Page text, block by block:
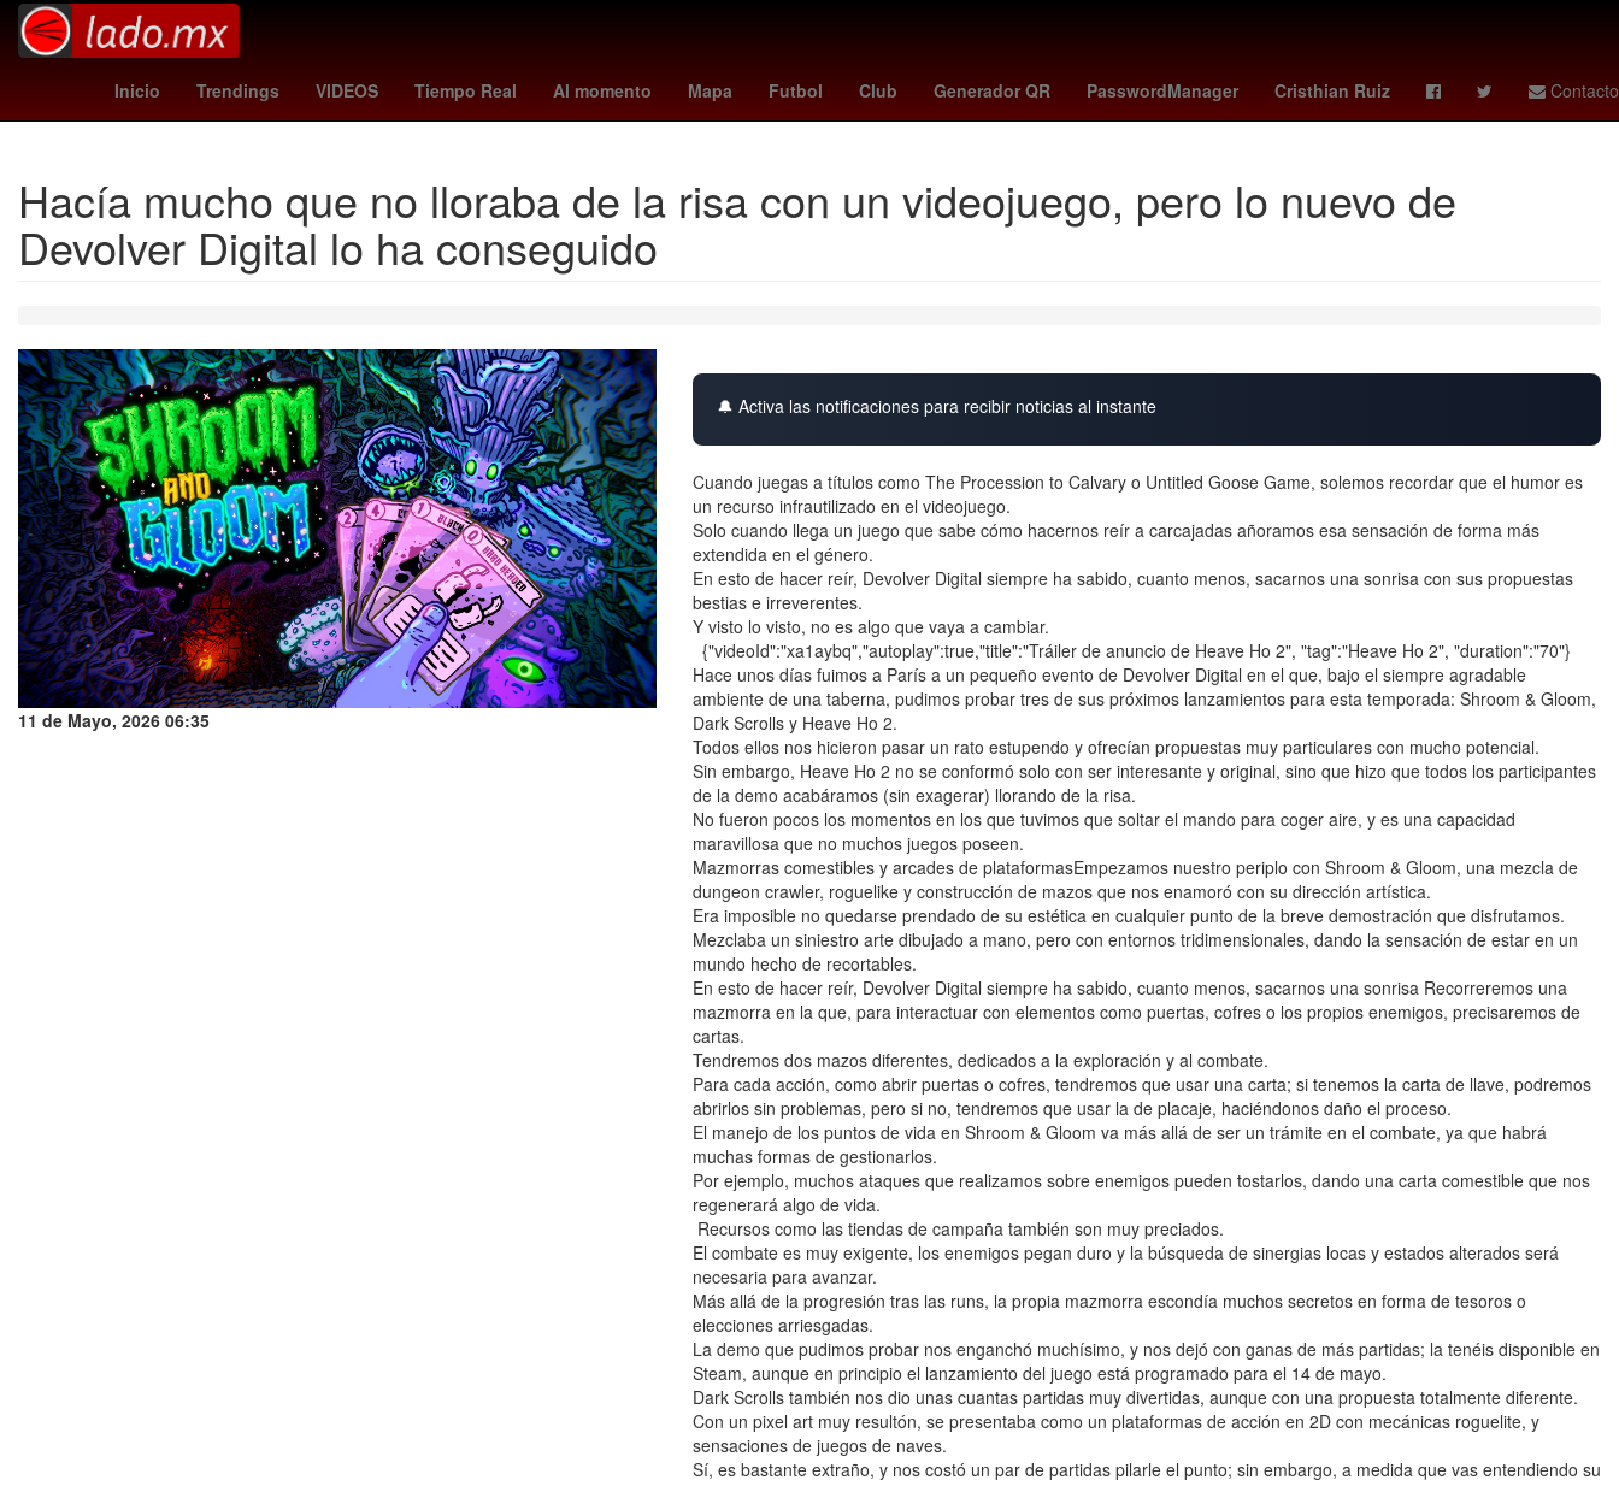
Inicio Trendings VIDEOS Tiempo Real Al momento Mapa Futbol Club Generador QR PasswordManager Cristhian Ruiz Contacto
Selección de baloncesto de Estados Unidos Gobierno Nominación LeBron James Juegos Olímpicos Grandes Ligas de Béisbol Chile 4 de julio Denuncia Colombia
Hacía mucho que no lloraba de la risa con un videojuego, pero lo nuevo de
Devolver Digital lo ha conseguido
11 de Mayo, 2026 06:35
🔔 Activa las notificaciones para recibir noticias al instante
Cuando juegas a títulos como The Procession to Calvary o Untitled Goose Game, solemos recordar que el humor es
un recurso infrautilizado en el videojuego.
Solo cuando llega un juego que sabe cómo hacernos reír a carcajadas añoramos esa sensación de forma más
extendida en el género.
En esto de hacer reír, Devolver Digital siempre ha sabido, cuanto menos, sacarnos una sonrisa con sus propuestas
bestias e irreverentes.
Y visto lo visto, no es algo que vaya a cambiar.
{"videoId":"xa1aybq","autoplay":true,"title":"Tráiler de anuncio de Heave Ho 2", "tag":"Heave Ho 2", "duration":"70"}
Hace unos días fuimos a París a un pequeño evento de Devolver Digital en el que, bajo el siempre agradable
ambiente de una taberna, pudimos probar tres de sus próximos lanzamientos para esta temporada: Shroom & Gloom,
Dark Scrolls y Heave Ho 2.
Todos ellos nos hicieron pasar un rato estupendo y ofrecían propuestas muy particulares con mucho potencial.
Sin embargo, Heave Ho 2 no se conformó solo con ser interesante y original, sino que hizo que todos los participantes
de la demo acabáramos (sin exagerar) llorando de la risa.
No fueron pocos los momentos en los que tuvimos que soltar el mando para coger aire, y es una capacidad
maravillosa que no muchos juegos poseen.
Mazmorras comestibles y arcades de plataformasEmpezamos nuestro periplo con Shroom & Gloom, una mezcla de
dungeon crawler, roguelike y construcción de mazos que nos enamoró con su dirección artística.
Era imposible no quedarse prendado de su estética en cualquier punto de la breve demostración que disfrutamos.
Mezclaba un siniestro arte dibujado a mano, pero con entornos tridimensionales, dando la sensación de estar en un
mundo hecho de recortables.
En esto de hacer reír, Devolver Digital siempre ha sabido, cuanto menos, sacarnos una sonrisa Recorreremos una
mazmorra en la que, para interactuar con elementos como puertas, cofres o los propios enemigos, precisaremos de
cartas.
Tendremos dos mazos diferentes, dedicados a la exploración y al combate.
Para cada acción, como abrir puertas o cofres, tendremos que usar una carta; si tenemos la carta de llave, podremos
abrirlos sin problemas, pero si no, tendremos que usar la de placaje, haciéndonos daño el proceso.
El manejo de los puntos de vida en Shroom & Gloom va más allá de ser un trámite en el combate, ya que habrá
muchas formas de gestionarlos.
Por ejemplo, muchos ataques que realizamos sobre enemigos pueden tostarlos, dando una carta comestible que nos
regenerará algo de vida.
Recursos como las tiendas de campaña también son muy preciados.
El combate es muy exigente, los enemigos pegan duro y la búsqueda de sinergias locas y estados alterados será
necesaria para avanzar.
Más allá de la progresión tras las runs, la propia mazmorra escondía muchos secretos en forma de tesoros o
elecciones arriesgadas.
La demo que pudimos probar nos enganchó muchísimo, y nos dejó con ganas de más partidas; la tenéis disponible en
Steam, aunque en principio el lanzamiento del juego está programado para el 14 de mayo.
Dark Scrolls también nos dio unas cuantas partidas muy divertidas, aunque con una propuesta totalmente diferente.
Con un pixel art muy resultón, se presentaba como un plataformas de acción en 2D con mecánicas roguelite, y
sensaciones de juegos de naves.
Sí, es bastante extraño, y nos costó un par de partidas pilarle el punto; sin embargo, a medida que vas entendiendo su